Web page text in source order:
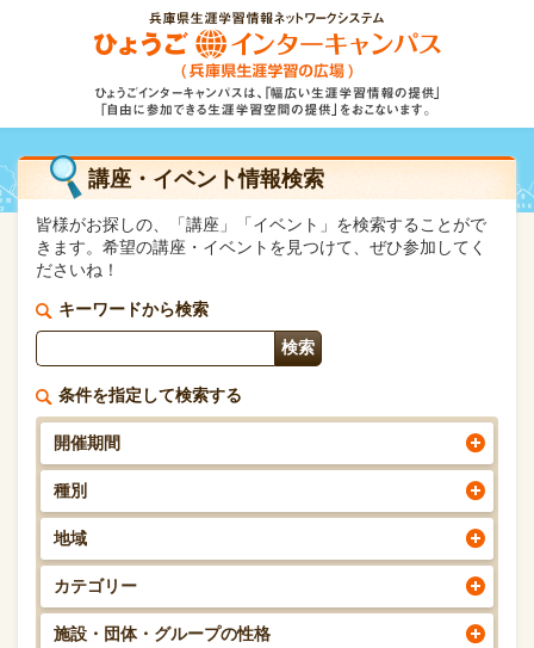
講座・イベント情報検索
皆様がお探しの、「講座」「イベント」を検索することがで
きます。希望の講座・イベントを見つけて、ぜひ参加してく
ださいね！
キーワードから検索
条件を指定して検索する
開催期間
種別
地域
カテゴリー
施設・団体・グループの性格